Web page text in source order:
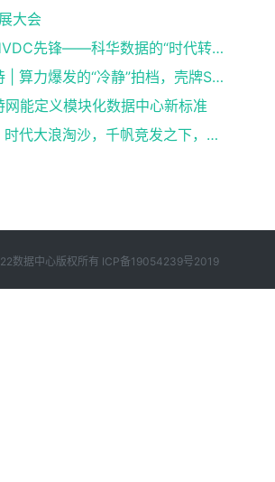
大会
从UPS王者到HVDC先锋——科华数据的“时代转身”
英伟达认证加持 | 算力爆发的“冷静”拍档，壳牌Shell DLC Fluid PG25重磅发布
网能定义模块化数据中心新标准
湾区领航计划 | 时代大浪淘沙，千帆竞发之下，谁执掌大湾区发展新航向？
数据中心版权所有 ICP备19054239号2019